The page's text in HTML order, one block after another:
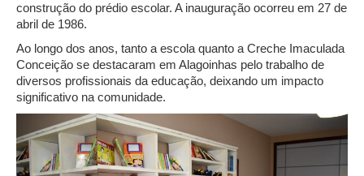
construção do prédio escolar. A inauguração ocorreu em 27 de
abril de 1986.
Ao longo dos anos, tanto a escola quanto a Creche Imaculada
Conceição se destacaram em Alagoinhas pelo trabalho de
diversos profissionais da educação, deixando um impacto
significativo na comunidade.